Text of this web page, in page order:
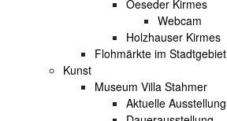
Oeseder Kirmes
Webcam
Holzhauser Kirmes
Flohmärkte im Stadtgebiet
Kunst
Museum Villa Stahmer
Aktuelle Ausstellung